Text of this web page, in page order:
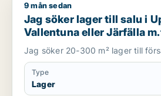
Jag söker lager till salu i
9 mån sedan
Jag söker lager till salu i
Vallentuna eller Järfälla
Jag söker 20-300 m² lager till
Type
Lager